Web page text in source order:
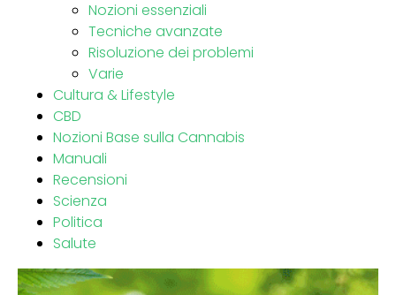
Nozioni essenziali
Tecniche avanzate
Risoluzione dei problemi
Varie
Cultura & Lifestyle
CBD
Nozioni Base sulla Cannabis
Manuali
Recensioni
Scienza
Politica
Salute